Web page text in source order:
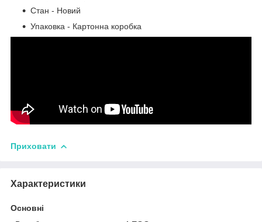
Стан - Новий
Упаковка - Картонна коробка
Приховати
Характеристики
Основні